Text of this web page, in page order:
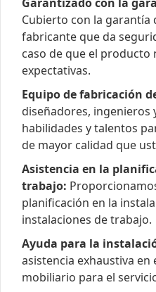
Cubierto con la garantía
fabricante que da
caso de que el producto
expectativas.
Equipo de fabricación
diseñadores, ingenieros
habilidades y talentos
de mayor calidad que
Asistencia en la
trabajo:
planificación en la
instalaciones de trabajo.
Ayuda para la
asistencia exhaustiva en
mobiliario para el